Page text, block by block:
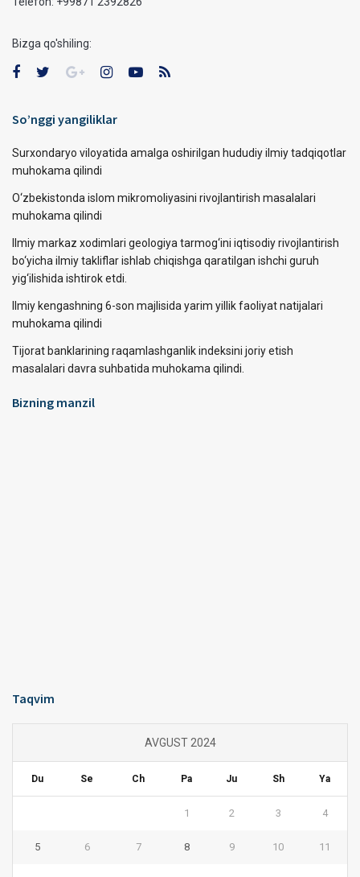
Bizga qo'shiling:
So’nggi yangiliklar
Surxondaryo viloyatida amalga oshirilgan hududiy ilmiy tadqiqotlar
muhokama qilindi
O‘zbekistonda islom mikromoliyasini rivojlantirish masalalari
muhokama qilindi
Ilmiy markaz xodimlari geologiya tarmog‘ini iqtisodiy rivojlantirish
bo‘yicha ilmiy takliflar ishlab chiqishga qaratilgan ishchi guruh
yig‘ilishida ishtirok etdi.
Ilmiy kengashning 6-son majlisida yarim yillik faoliyat natijalari
muhokama qilindi
Tijorat banklarining raqamlashganlik indeksini joriy etish
masalalari davra suhbatida muhokama qilindi.
Bizning manzil
Taqvim
AVGUST 2024
Du Se Ch Pa Ju Sh Ya
1 2 3 4
5 6 7 8 9 10 11